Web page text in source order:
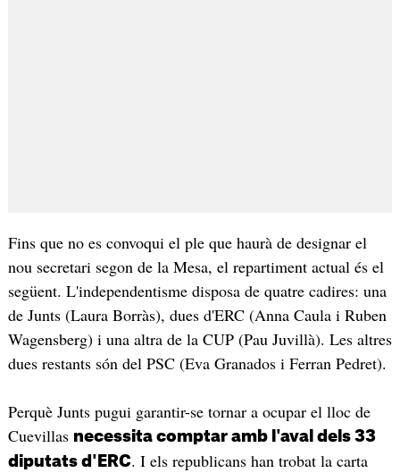
Fins que no es convoqui el ple que haurà de designar el
nou secretari segon de la Mesa, el repartiment actual és el
següent. L'independentisme disposa de quatre cadires: una
de Junts (Laura Borràs), dues d'ERC (Anna Caula i Ruben
Wagensberg) i una altra de la CUP (Pau Juvillà). Les altres
dues restants són del PSC (Eva Granados i Ferran Pedret).
Perquè Junts pugui garantir-se tornar a ocupar el lloc de
Cuevillas necessita comptar amb l'aval dels 33
diputats d'ERC. I els republicans han trobat la carta